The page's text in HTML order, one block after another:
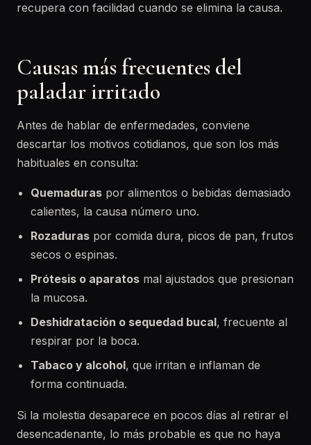
recupera con facilidad cuando se elimina la causa.
Causas más frecuentes del
paladar irritado
Antes de hablar de enfermedades, conviene
descartar los motivos cotidianos, que son los más
habituales en consulta:
Quemaduras por alimentos o bebidas demasiado
calientes, la causa número uno.
Rozaduras por comida dura, picos de pan, frutos
secos o espinas.
Prótesis o aparatos mal ajustados que presionan
la mucosa.
Deshidratación o sequedad bucal, frecuente al
respirar por la boca.
Tabaco y alcohol, que irritan e inflaman de
forma continuada.
Si la molestia desaparece en pocos días al retirar el
desencadenante, lo más probable es que no haya